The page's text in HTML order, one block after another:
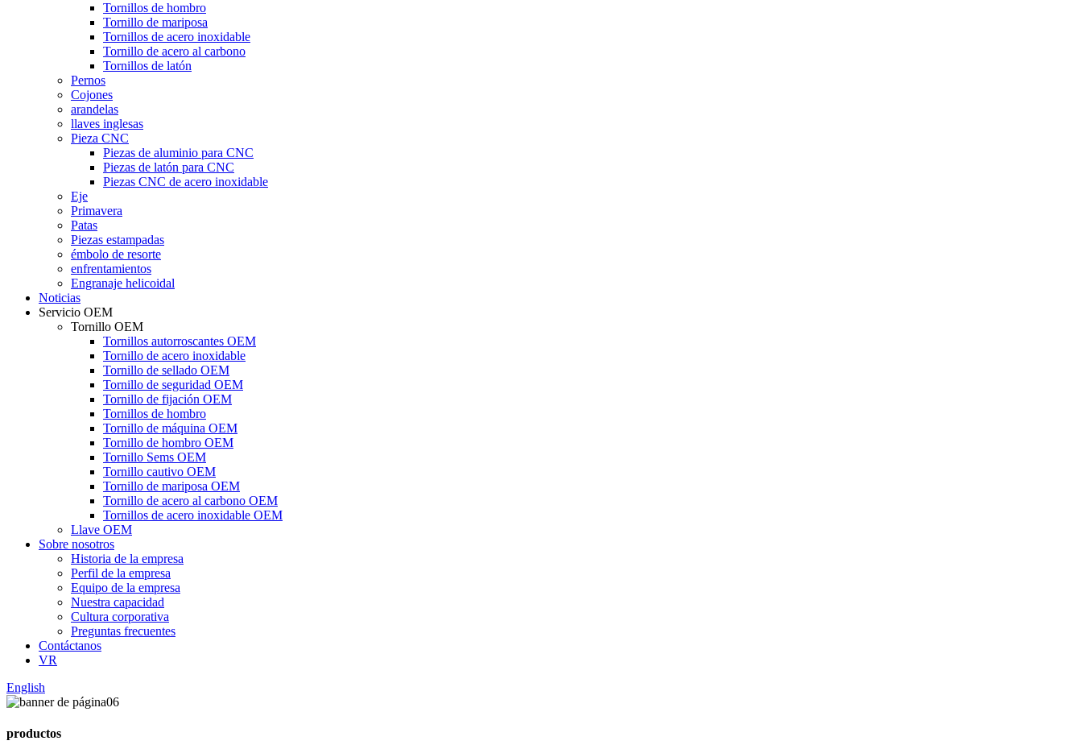
Tornillos de hombro
Tornillo de mariposa
Tornillos de acero inoxidable
Tornillo de acero al carbono
Tornillos de latón
Pernos
Cojones
arandelas
llaves inglesas
Pieza CNC
Piezas de aluminio para CNC
Piezas de latón para CNC
Piezas CNC de acero inoxidable
Eje
Primavera
Patas
Piezas estampadas
émbolo de resorte
enfrentamientos
Engranaje helicoidal
Noticias
Servicio OEM
Tornillo OEM
Tornillos autorroscantes OEM
Tornillo de acero inoxidable
Tornillo de sellado OEM
Tornillo de seguridad OEM
Tornillo de fijación OEM
Tornillos de hombro
Tornillo de máquina OEM
Tornillo de hombro OEM
Tornillo Sems OEM
Tornillo cautivo OEM
Tornillo de mariposa OEM
Tornillo de acero al carbono OEM
Tornillos de acero inoxidable OEM
Llave OEM
Sobre nosotros
Historia de la empresa
Perfil de la empresa
Equipo de la empresa
Nuestra capacidad
Cultura corporativa
Preguntas frecuentes
Contáctanos
VR
English
productos